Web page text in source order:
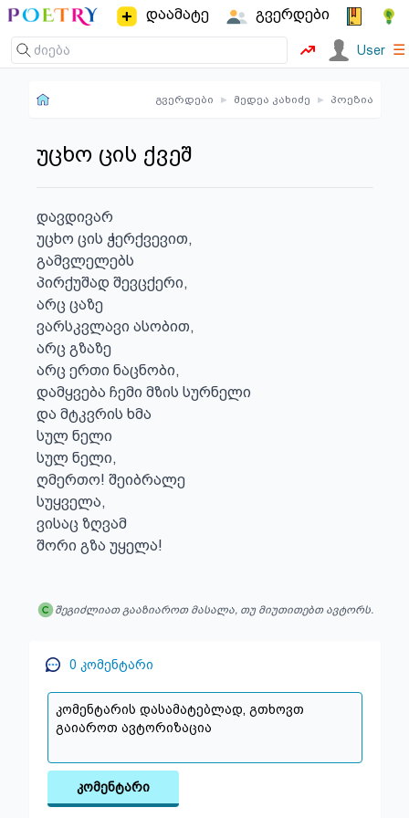
დაამატე გვერდები
User ☰
გვერდები ▸ მედეა კახიძე ▸ პოეზია
უცხო ცის ქვეშ
დავდივარ
უცხო ცის ჭერქვევით,
გამვლელებს
პირქუშად შევცქერი,
არც ცაზე
ვარსკვლავი ასობით,
არც გზაზე
არც ერთი ნაცნობი,
დამყვება ჩემი მზის სურნელი
და მტკვრის ხმა
სულ ნელი
სულ ნელი,
ღმერთო! შეიბრალე
სუყველა,
ვისაც ზღვამ
შორი გზა უყელა!
შეგიძლიათ გააზიაროთ მასალა, თუ მიუთითებთ ავტორს.
0 კომენტარი
კომენტარი